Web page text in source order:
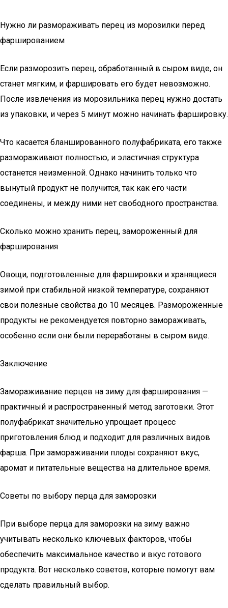
Нужно ли размораживать перец из морозилки перед
фаршированием
Если разморозить перец, обработанный в сыром виде, он
станет мягким, и фаршировать его будет невозможно.
После извлечения из морозильника перец нужно достать
из упаковки, и через 5 минут можно начинать фаршировку.
Что касается бланшированного полуфабриката, его также
размораживают полностью, и эластичная структура
останется неизменной. Однако начинить только что
вынутый продукт не получится, так как его части
соединены, и между ними нет свободного пространства.
Сколько можно хранить перец, замороженный для
фарширования
Овощи, подготовленные для фаршировки и хранящиеся
зимой при стабильной низкой температуре, сохраняют
свои полезные свойства до 10 месяцев. Размороженные
продукты не рекомендуется повторно замораживать,
особенно если они были переработаны в сыром виде.
Заключение
Замораживание перцев на зиму для фарширования —
практичный и распространенный метод заготовки. Этот
полуфабрикат значительно упрощает процесс
приготовления блюд и подходит для различных видов
фарша. При замораживании плоды сохраняют вкус,
аромат и питательные вещества на длительное время.
Советы по выбору перца для заморозки
При выборе перца для заморозки на зиму важно
учитывать несколько ключевых факторов, чтобы
обеспечить максимальное качество и вкус готового
продукта. Вот несколько советов, которые помогут вам
сделать правильный выбор.